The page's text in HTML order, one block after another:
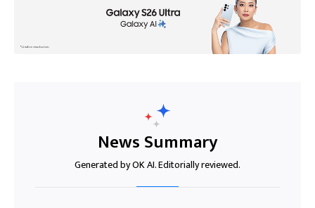
News Summary
Generated by OK AI. Editorially reviewed.